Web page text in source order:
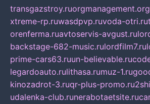
transgazstroy.ruorgmanagement.org
xtreme-rp.ruwasdpvp.ruvoda-otri.ru
orenferma.ruavtoservis-avgust.ru
backstage-682-music.rulordfilm7.ru
prime-cars63.ruun-believable.ru
legardoauto.rulithasa.rumuz-1.ru
kinozadrot-3.ruqr-plus-promo.ru
udalenka-club.runerabotaetsite.ru